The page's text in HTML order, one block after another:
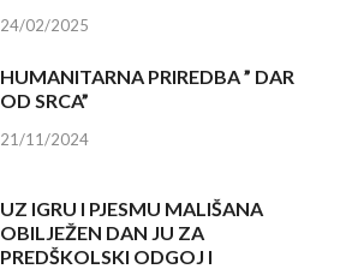
24/02/2025
HUMANITARNA PRIREDBA ” DAR
OD SRCA”
21/11/2024
UZ IGRU I PJESMU MALIŠANA
OBILJEŽEN DAN JU ZA
PREDŠKOLSKI ODGOJ I